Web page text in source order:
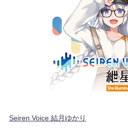
Seiren Voice 結月ゆかり